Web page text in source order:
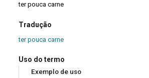
ter pouca carne
Tradução
ter pouca carne
Uso do termo
Exemplo de uso